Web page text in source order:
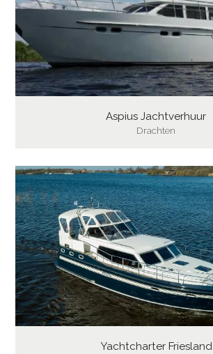
Aspius Jachtverhuur
Drachten
Yachtcharter Friesland